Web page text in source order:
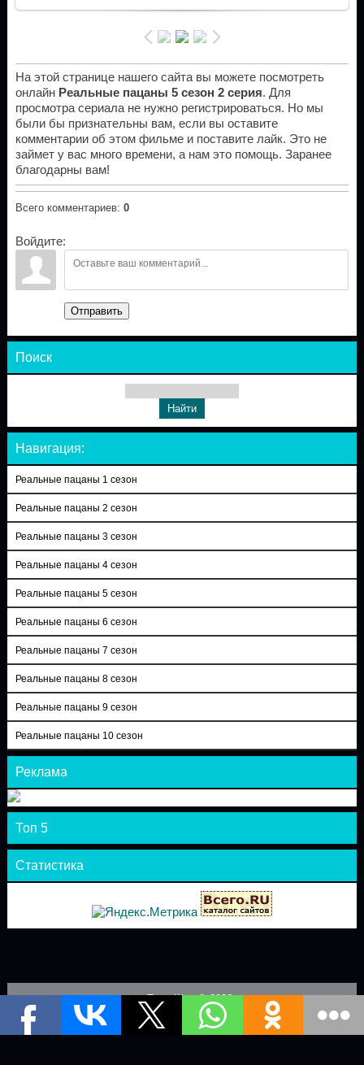
На этой странице нашего сайта вы можете посмотреть
онлайн Реальные пацаны 5 сезон 2 серия. Для
просмотра сериала не нужно регистрироваться. Но мы
были бы признательны вам, если вы оставите
комментарии об этом фильме и поставите лайк. Это не
займет у вас много времени, а нам это помощь. Заранее
благодарны вам!
Всего комментариев: 0
Войдите:
Отправить
Поиск
Навигация:
Реальные пацаны 1 сезон
Реальные пацаны 2 сезон
Реальные пацаны 3 сезон
Реальные пацаны 4 сезон
Реальные пацаны 5 сезон
Реальные пацаны 6 сезон
Реальные пацаны 7 сезон
Реальные пацаны 8 сезон
Реальные пацаны 9 сезон
Реальные пацаны 10 сезон
Реклама
Топ 5
Статистика
Теле-Шоу © 2026